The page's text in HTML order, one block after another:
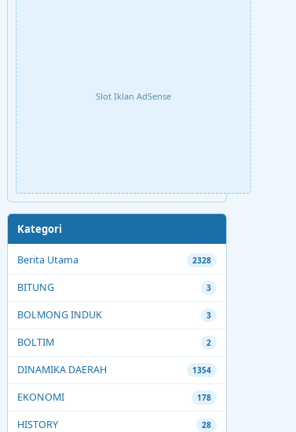
Slot Iklan AdSense
Kategori
Berita Utama 2328
BITUNG 3
BOLMONG INDUK 3
BOLTIM 2
DINAMIKA DAERAH 1354
EKONOMI 178
HISTORY 28